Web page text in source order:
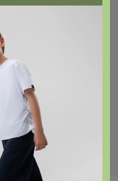
Финальная цена
240,8р
Кофточка детская MINAKU,
рост 68-74 см, цвет
молочный